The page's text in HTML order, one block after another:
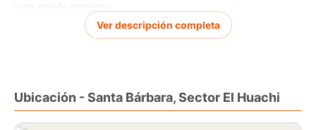
y de diseño moderno.
Pieza principal con cama king.
Pieza 2 con dos camas.
Comedor de cuatro sillas.
Ver descripción completa
Ubicación - Santa Bárbara, Sector El Huachi